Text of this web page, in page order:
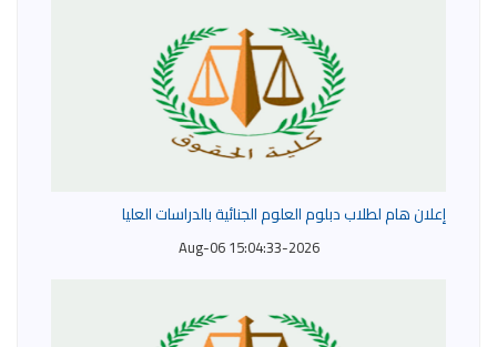
إعلان هام لطلاب دبلوم العلوم الجنائية بالدراسات العليا
2026-Aug-06 15:04:33